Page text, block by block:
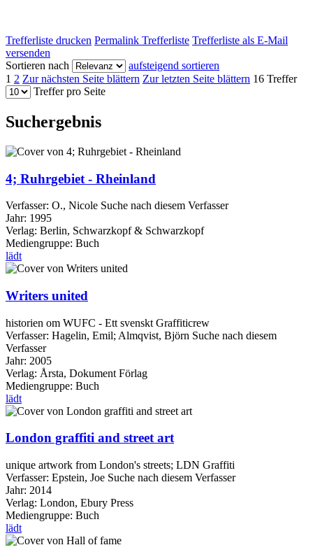
Trefferliste drucken Permalink Trefferliste Trefferliste als E-Mail
versenden
Sortieren nach
aufsteigend sortieren
1 2 Zur nächsten Seite blättern Zur letzten Seite blättern 16 Treffer
Treffer pro Seite
Suchergebnis
4; Ruhrgebiet - Rheinland
Verfasser: O., Nicole Suche nach diesem Verfasser
Jahr: 1995
Verlag: Berlin, Schwarzkopf & Schwarzkopf
Mediengruppe: Buch
lädt
Writers united
historien om WUFC - Ett svenskt Graffiticrew
Verfasser: Hagelin, Emil; Almqvist, Björn Suche nach diesem
Verfasser
Jahr: 2005
Verlag: Årsta, Dokument Förlag
Mediengruppe: Buch
lädt
London graffiti and street art
unique artwork from London's streets; LDN Graffiti
Verfasser: Epstein, Joe Suche nach diesem Verfasser
Jahr: 2014
Verlag: London, Ebury Press
Mediengruppe: Buch
lädt